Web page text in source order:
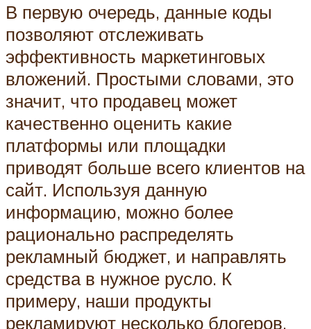
В первую очередь, данные коды
позволяют отслеживать
эффективность маркетинговых
вложений. Простыми словами, это
значит, что продавец может
качественно оценить какие
платформы или площадки
приводят больше всего клиентов на
сайт. Используя данную
информацию, можно более
рационально распределять
рекламный бюджет, и направлять
средства в нужное русло. К
примеру, наши продукты
рекламируют несколько блогеров,